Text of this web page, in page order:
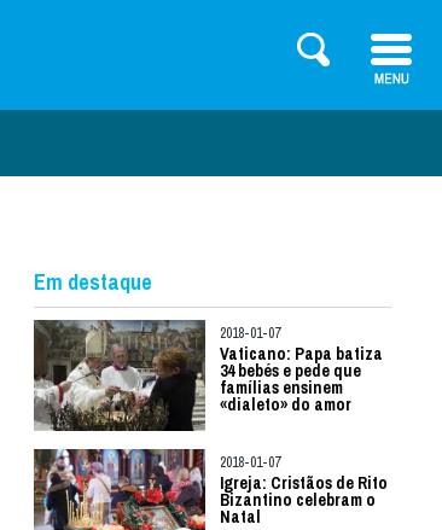
Em destaque
2018-01-07
Vaticano: Papa batiza
34 bebés e pede que
famílias ensinem
«dialeto» do amor
2018-01-07
Igreja: Cristãos de Rito
Bizantino celebram o
Natal